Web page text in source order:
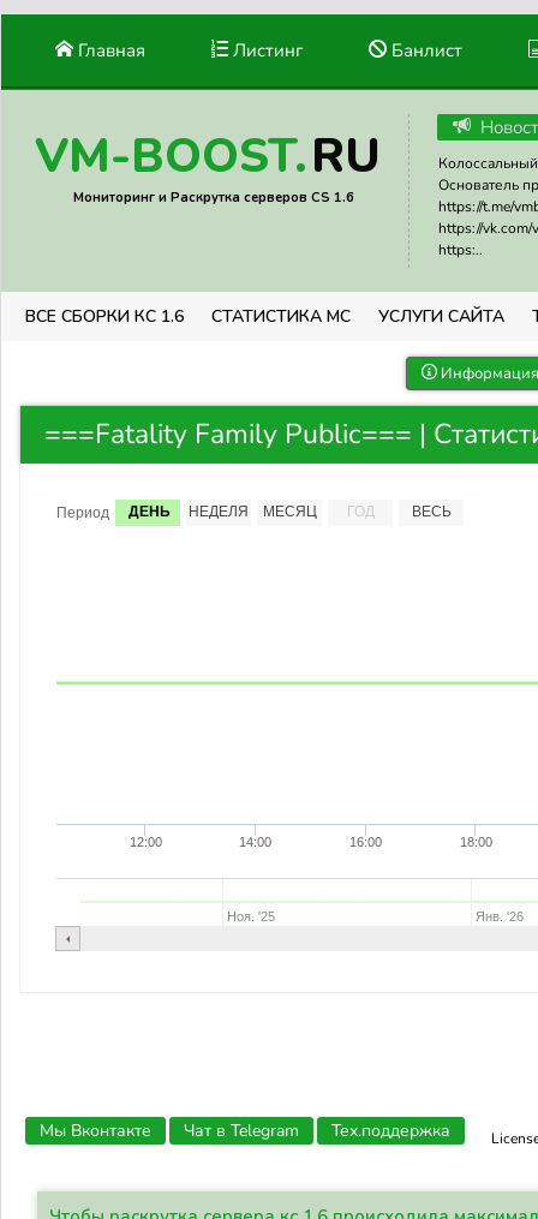
Главная Листинг Банлист
VM-BOOST.RU
Мониторинг и Раскрутка серверов CS 1.6
Основатель
https://t.me/
https://vk.com/
https:..
ВСЕ СБОРКИ КС 1.6 СТАТИСТИКА МС УСЛУГИ САЙТА
===Fatality Family Public=== |
Период ДЕНЬ НЕДЕЛЯ МЕСЯЦ ГОД ВЕСЬ
12:00 14:00 16:00 18:00
Ноя. '25 Янв. '26
Мы Вконтакте Чат в Telegram Тех.поддержка